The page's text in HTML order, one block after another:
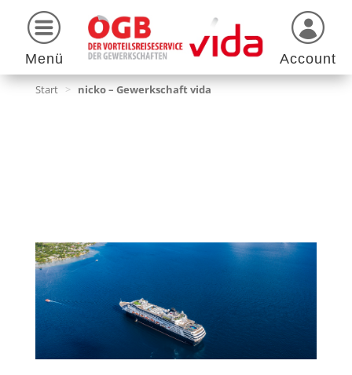
Menü Account
Start > nicko – Gewerkschaft vida